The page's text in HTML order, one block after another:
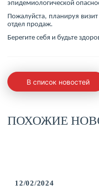
эпидемиологической
Пожалуйста, планируя
отдел продаж.
Берегите себя и будьте
В список новостей
ПОХОЖИЕ
12/02/2024